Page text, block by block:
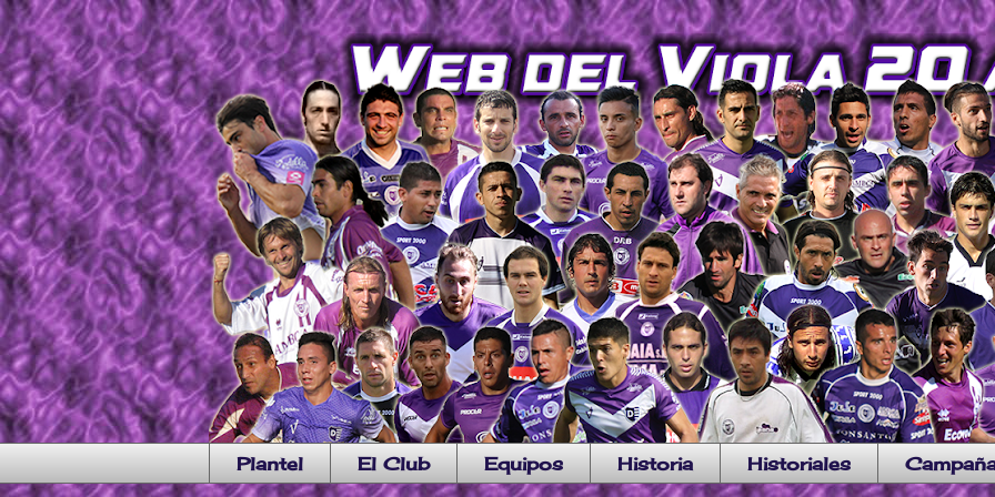
Plantel El Club Equipos Historia Historiales